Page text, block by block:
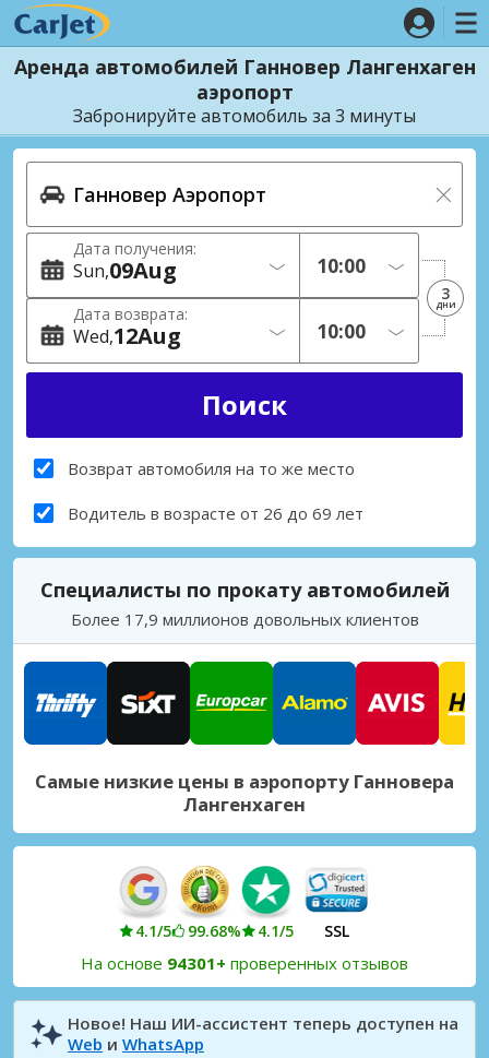
Аренда автомобилей Ганновер Лангенхаген
аэропорт
Забронируйте автомобиль за 3 минуты
Дата получения:
Sun 09Aug
Дата возврата:
Wed 12Aug
3
дни
Возврат автомобиля на то же место
Водитель в возрасте от 26 до 69 лет
Специалисты по прокату автомобилей
Более 17,9 миллионов довольных клиентов
Самые низкие цены в аэропорту Ганновера
Лангенхаген
4.1/5 99.68% 4.1/5 SSL
На основе 94301+ проверенных отзывов
Новое! Наш ИИ-ассистент теперь доступен на
Web и WhatsApp